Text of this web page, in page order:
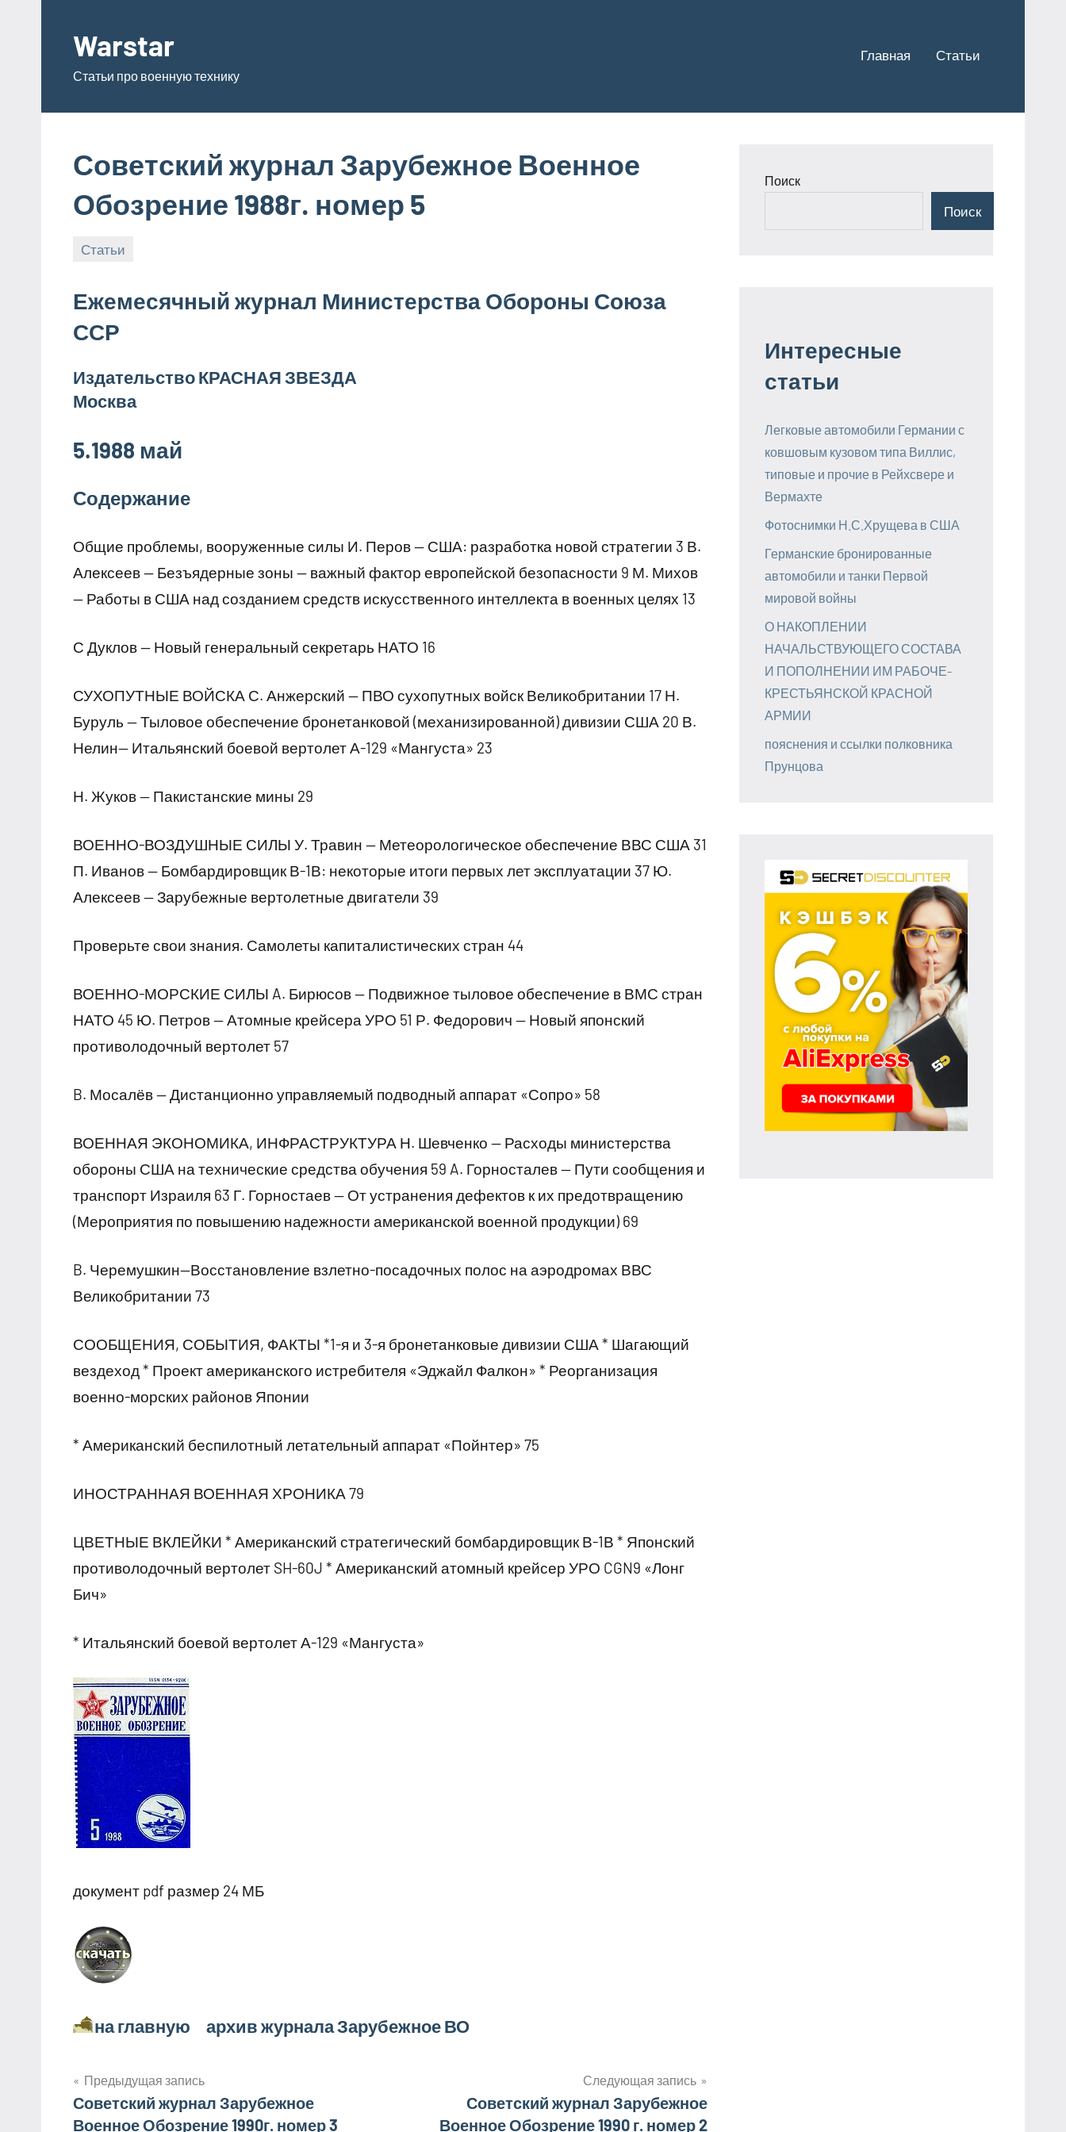
содержимому
Warstar
Статьи про военную технику
Главная Статьи
Советский журнал Зарубежное Военное
Обозрение 1988г. номер 5
Статьи
Ежемесячный журнал Министерства Обороны Союза
ССР
Издательство КРАСНАЯ ЗВЕЗДА
Москва
5.1988 май
Содержание
Общие проблемы, вооруженные силы И. Перов — США: разработка новой стратегии 3 В.
Алексеев — Безъядерные зоны — важный фактор европейской безопасности 9 М. Михов
— Работы в США над созданием средств искусственного интеллекта в военных целях 13
С Дуклов — Новый генеральный секретарь НАТО 16
СУХОПУТНЫЕ ВОЙСКА С. Анжерский — ПВО сухопутных войск Великобритании 17 Н.
Буруль — Тыловое обеспечение бронетанковой (механизированной) дивизии США 20 В.
Нелин— Итальянский боевой вертолет А-129 «Мангуста» 23
Н. Жуков — Пакистанские мины 29
ВОЕННО-ВОЗДУШНЫЕ СИЛЫ У. Травин — Метеорологическое обеспечение ВВС США 31
П. Иванов — Бомбардировщик В-1В: некоторые итоги первых лет эксплуатации 37 Ю.
Алексеев — Зарубежные вертолетные двигатели 39
Проверьте свои знания. Самолеты капиталистических стран 44
ВОЕННО-МОРСКИЕ СИЛЫ A. Бирюсов — Подвижное тыловое обеспечение в ВМС стран
НАТО 45 Ю. Петров — Атомные крейсера УРО 51 Р. Федорович — Новый японский
противолодочный вертолет 57
B. Мосалёв — Дистанционно управляемый подводный аппарат «Сопро» 58
ВОЕННАЯ ЭКОНОМИКА, ИНФРАСТРУКТУРА Н. Шевченко — Расходы министерства
обороны США на технические средства обучения 59 A. Горносталев — Пути сообщения и
транспорт Израиля 63 Г. Горностаев — От устранения дефектов к их предотвращению
(Мероприятия по повышению надежности американской военной продукции) 69
B. Черемушкин—Восстановление взлетно-посадочных полос на аэродромах ВВС
Великобритании 73
СООБЩЕНИЯ, СОБЫТИЯ, ФАКТЫ *1-я и 3-я бронетанковые дивизии США * Шагающий
вездеход * Проект американского истребителя «Эджайл Фалкон» * Реорганизация
военно-морских районов Японии
* Американский беспилотный летательный аппарат «Пойнтер» 75
ИНОСТРАННАЯ ВОЕННАЯ ХРОНИКА 79
ЦВЕТНЫЕ ВКЛЕЙКИ * Американский стратегический бомбардировщик В-1В * Японский
противолодочный вертолет SH-60J * Американский атомный крейсер УРО CGN9 «Лонг
Бич»
* Итальянский боевой вертолет А-129 «Мангуста»
документ pdf размер 24 МБ
на главную архив журнала Зарубежное ВО
Навигация
по
Предыдущая запись
Советский журнал Зарубежное
Военное Обозрение 1990г. номер 3
Следующая запись
Советский журнал Зарубежное
Военное Обозрение 1990 г. номер 2
Поиск
Поиск
Интересные
статьи
Легковые автомобили Германии с
ковшовым кузовом типа Виллис,
типовые и прочие в Рейхсвере и
Вермахте
Фотоснимки Н.С.Хрущева в США
Германские бронированные
автомобили и танки Первой
мировой войны
О НАКОПЛЕНИИ
НАЧАЛЬСТВУЮЩЕГО СОСТАВА
И ПОПОЛНЕНИИ ИМ РАБОЧЕ-
КРЕСТЬЯНСКОЙ КРАСНОЙ
АРМИИ
пояснения и ссылки полковника
Прунцова